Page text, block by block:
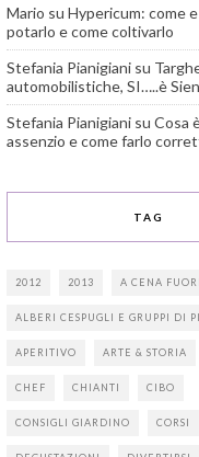
Mario su Hypericum: come
potarlo e come coltivarlo
Stefania Pianigiani su
automobilistiche, SI…..è
Stefania Pianigiani su Cosa
assenzio e come farlo
TAG
2012 2013 A CENA FUORI
ALBERI CESPUGLI E GRUPPI DI
APERITIVO ARTE & STORIA
CHEF CHIANTI CIBO
CONSIGLI GIARDINO CORSI